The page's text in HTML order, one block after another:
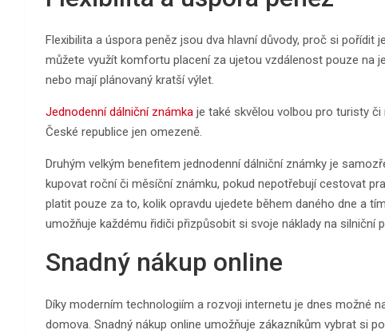
Flexibilita a úspora peněz jsou dva hlavní důvody, proč si pořídit
můžete využít komfortu placení za ujetou vzdálenost pouze na
nebo mají plánovaný kratší výlet.
Jednodenní dálniční známka je také skvělou volbou pro turisty
České republice jen omezeně.
Druhým velkým benefitem jednodenní dálniční známky je
kupovat roční či měsíční známku, pokud nepotřebují cestovat
platit pouze za to, kolik opravdu ujedete během daného dne a
umožňuje každému řidiči přizpůsobit si svoje náklady na silniční
Snadný nákup online
Díky moderním technologiím a rozvoji internetu je dnes možné
domova. Snadný nákup online umožňuje zákazníkům vybrat si